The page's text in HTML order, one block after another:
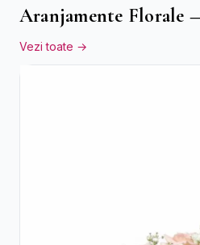
Aranjamente Florale
Vezi toate →